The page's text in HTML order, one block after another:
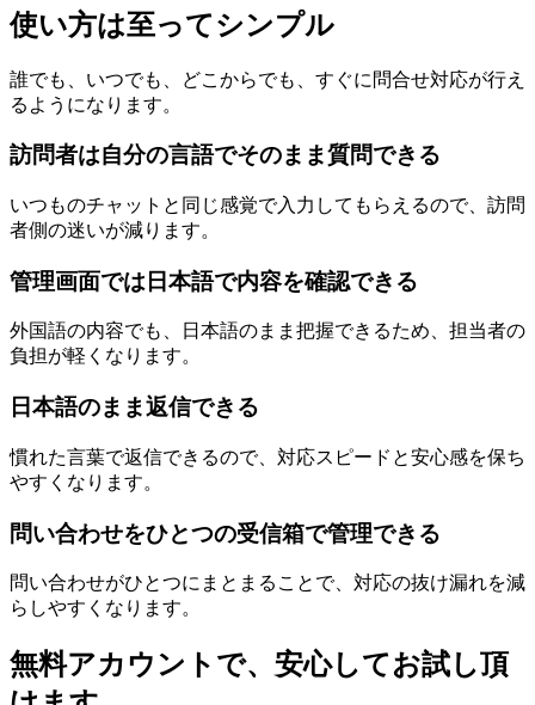
使い方は至ってシンプル
誰でも、いつでも、どこからでも、すぐに問合せ対応が行え
るようになります。
訪問者は自分の言語でそのまま質問できる
いつものチャットと同じ感覚で入力してもらえるので、訪問
者側の迷いが減ります。
管理画面では日本語で内容を確認できる
外国語の内容でも、日本語のまま把握できるため、担当者の
負担が軽くなります。
日本語のまま返信できる
慣れた言葉で返信できるので、対応スピードと安心感を保ち
やすくなります。
問い合わせをひとつの受信箱で管理できる
問い合わせがひとつにまとまることで、対応の抜け漏れを減
らしやすくなります。
無料アカウントで、安心してお試し頂